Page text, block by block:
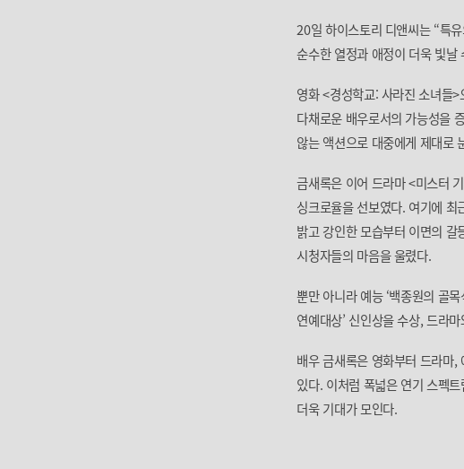
20일 하이스토리 디앤씨는 “특
순수한 열정과 애정이 더욱 빛날
영화 <경성학교: 사라진 소녀들
다채로운 배우로서의 가능성을
않는 액션으로 대중에게 제대로
금새록은 이어 드라마 <미스터
싱크로율을 선보였다. 여기에 최
밝고 강인한 모습부터 이면의
시청자들의 마음을 울렸다.
뿐만 아니라 예능 ‘백종원의 골
연예대상’ 신인상을 수상, 드라
배우 금새록은 영화부터 드라마
있다. 이처럼 폭넓은 연기 스펙
더욱 기대가 모인다.